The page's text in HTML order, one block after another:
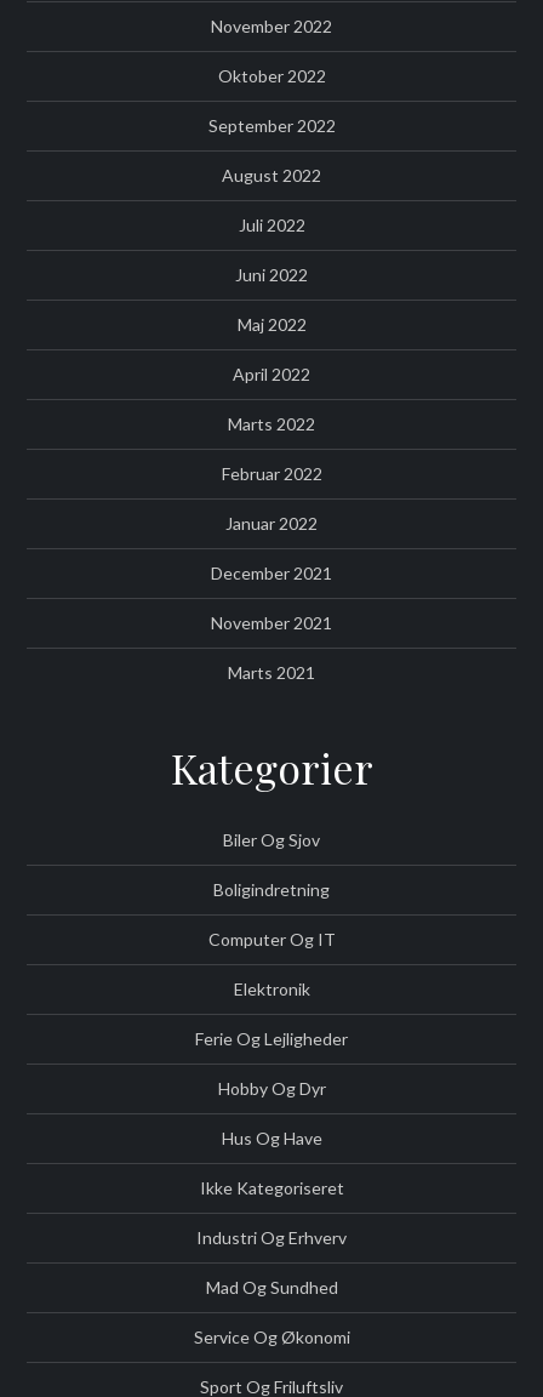
November 2022
Oktober 2022
September 2022
August 2022
Juli 2022
Juni 2022
Maj 2022
April 2022
Marts 2022
Februar 2022
Januar 2022
December 2021
November 2021
Marts 2021
Kategorier
Biler Og Sjov
Boligindretning
Computer Og IT
Elektronik
Ferie Og Lejligheder
Hobby Og Dyr
Hus Og Have
Ikke Kategoriseret
Industri Og Erhverv
Mad Og Sundhed
Service Og Økonomi
Sport Og Friluftsliv